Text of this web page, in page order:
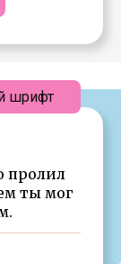
пролил
ты мог
шрифт